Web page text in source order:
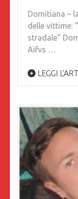
Domitiana –
delle vittime:
stradale”
Aifvs …
LEGGI